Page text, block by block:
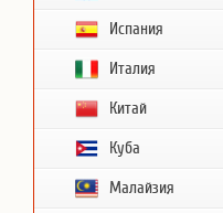
Испания
Италия
Китай
Куба
Малайзия